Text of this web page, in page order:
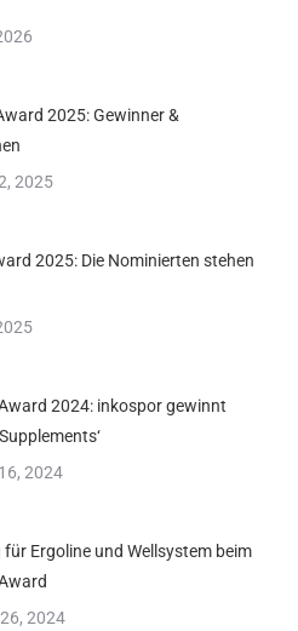
2025: Gewinner &
2025
2025: Die Nominierten stehen
2024: inkospor gewinnt
2024
für Ergoline und Wellsystem beim
2024